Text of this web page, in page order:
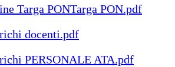
Targa PONTarga PON.pdf
docenti.pdf
PERSONALE ATA.pdf